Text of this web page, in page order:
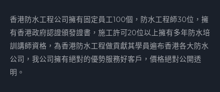
香港防水工程公司擁有固定員工100個，防水工程師30位，擁
有香港政府認證頒發證書，施工許可20位以上擁有多年防水培
訓講師資格，為香港防水工程做貢獻其學員遍布香港各大防水
公司，我公司擁有絕對的優勢服務好客戶，價格絕對公開透
明。